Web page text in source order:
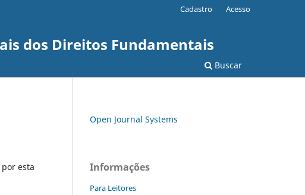
dos Direitos Fundamentais
Buscar
Cadastro Acesso
esta
Open Journal Systems
Informações
Para Leitores